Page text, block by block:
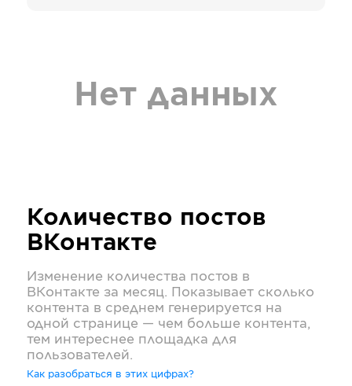
Нет данных
Количество постов
ВКонтакте
Изменение количества постов в
ВКонтакте за месяц. Показывает сколько
контента в среднем генерируется на
одной странице — чем больше контента,
тем интереснее площадка для
пользователей.
Как разобраться в этих цифрах?